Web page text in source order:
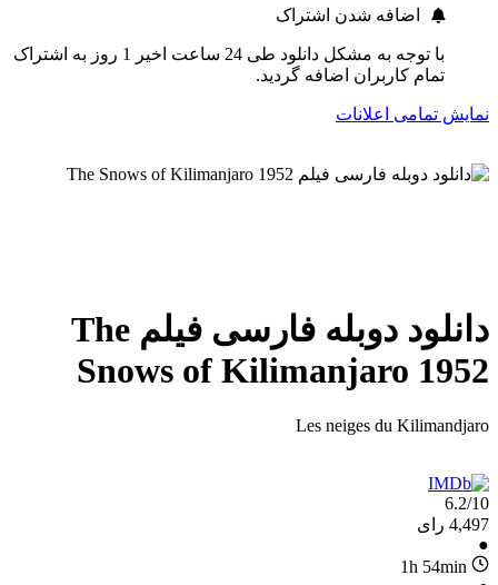
اضافه شدن اشتراک
با توجه به مشکل دانلود طی 24 ساعت اخیر 1 روز به اشتراک
تمام کاربران اضافه گردید.
نمایش تمامی اعلانات
دانلود دوبله فارسی فیلم The
Snows of Kilimanjaro 1952
Les neiges du Kilimandjaro
6.2/10
4,497 رای
●
1h 54min